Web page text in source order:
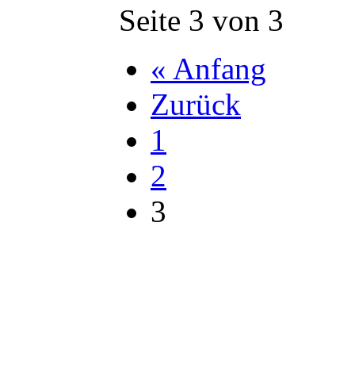
Seite 3 von 3
« Anfang
Zurück
1
2
3